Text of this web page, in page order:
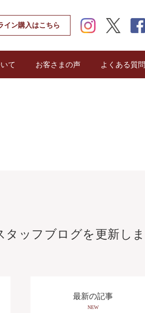
イン購入はこちら
instagram twitter
て お客さまの声 よくある質問
タッフブログを更新しま
最新の記事
NEW